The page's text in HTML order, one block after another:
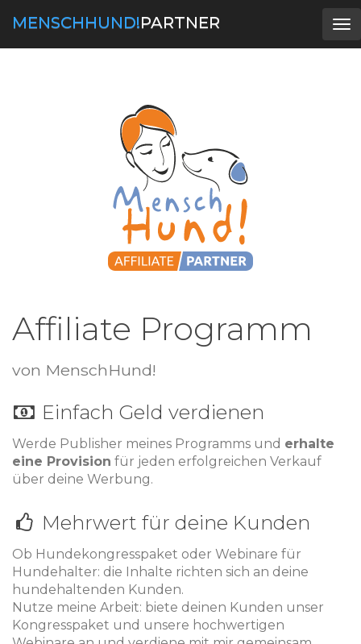
MENSCHHUND!PARTNER
Affiliate Programm
von MenschHund!
Einfach Geld verdienen
Werde Publisher meines Programms und erhalte
eine Provision für jeden erfolgreichen Verkauf
über deine Werbung.
Mehrwert für deine Kunden
Ob Hundekongresspaket oder Webinare für
Hundehalter: die Inhalte richten sich an deine
hundehaltenden Kunden.
Nutze meine Arbeit: biete deinen Kunden unser
Kongresspaket und unsere hochwertigen